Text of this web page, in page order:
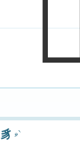
豸 ㄓˋ